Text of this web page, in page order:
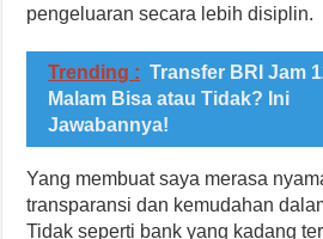
pengeluaran secara lebih disiplin.
Trending : Transfer BRI Jam
Malam Bisa atau Tidak? Ini
Jawabannya!
Yang membuat saya merasa
transparansi dan kemudahan
Tidak seperti bank yang kadang